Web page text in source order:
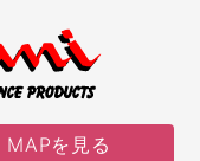
MAPを見る